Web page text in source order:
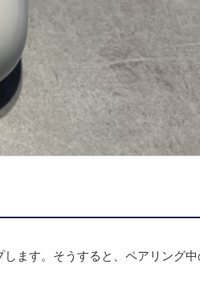
ます。そうすると、ペアリング中